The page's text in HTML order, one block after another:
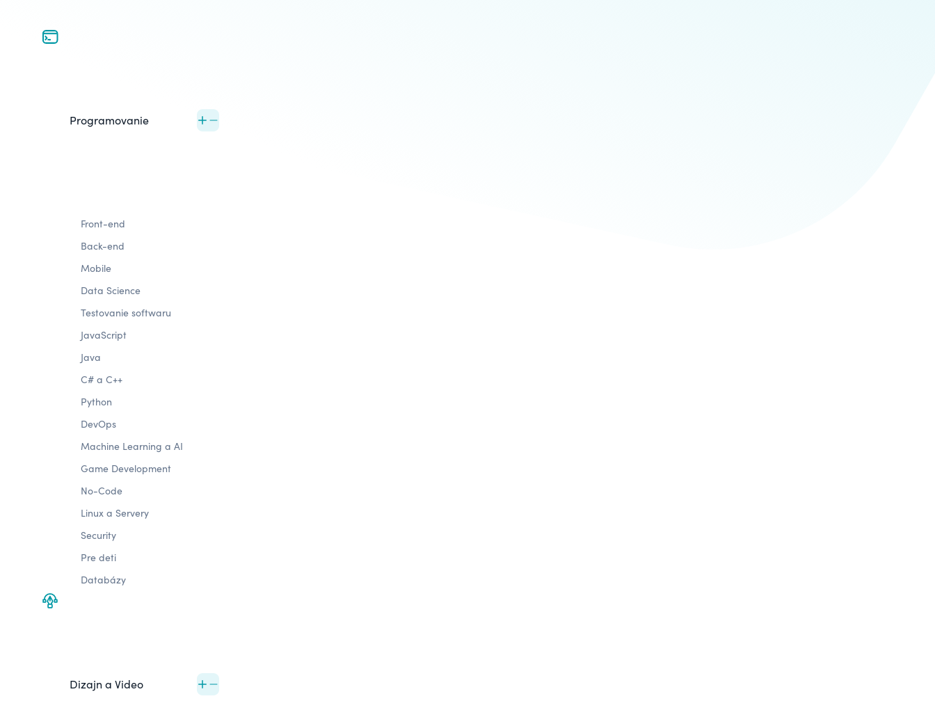
Programovanie
Front-end
Back-end
Mobile
Data Science
Testovanie softwaru
JavaScript
Java
C# a C++
Python
DevOps
Machine Learning a AI
Game Development
No-Code
Linux a Servery
Security
Pre deti
Databázy
Dizajn a Video